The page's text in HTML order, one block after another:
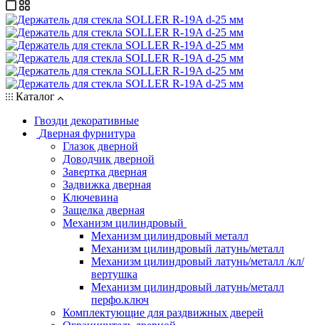
Каталог
Гвозди декоративные
Дверная фурнитура
Глазок дверной
Доводчик дверной
Завертка дверная
Задвижка дверная
Ключевина
Защелка дверная
Механизм цилиндровый
Механизм цилиндровый металл
Механизм цилиндровый латунь/металл
Механизм цилиндровый латунь/металл /кл/
вертушка
Механизм цилиндровый латунь/металл
перфо.ключ
Комплектующие для раздвижных дверей